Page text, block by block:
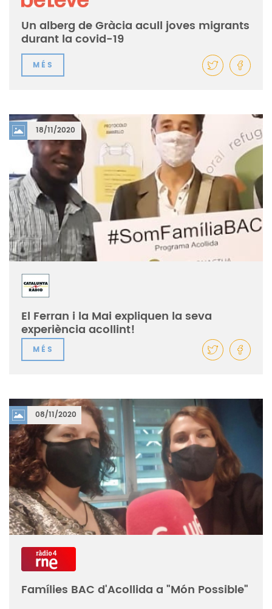
Un alberg de Gràcia acull joves migrants
durant la covid-19
MÉS
18/11/2020
El Ferran i la Mai expliquen la seva
experiència acollint!
MÉS
08/11/2020
Famílies BAC d'Acollida a "Món Possible"